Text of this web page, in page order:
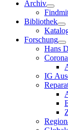
Archiv
Bibliothek
Forschung
Hans
IG